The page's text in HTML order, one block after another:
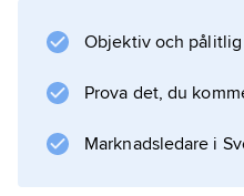
ställning inom det
1830–31 och 1863.
Objektiv och pålitlig
Prova det, du
Marknadsledare i